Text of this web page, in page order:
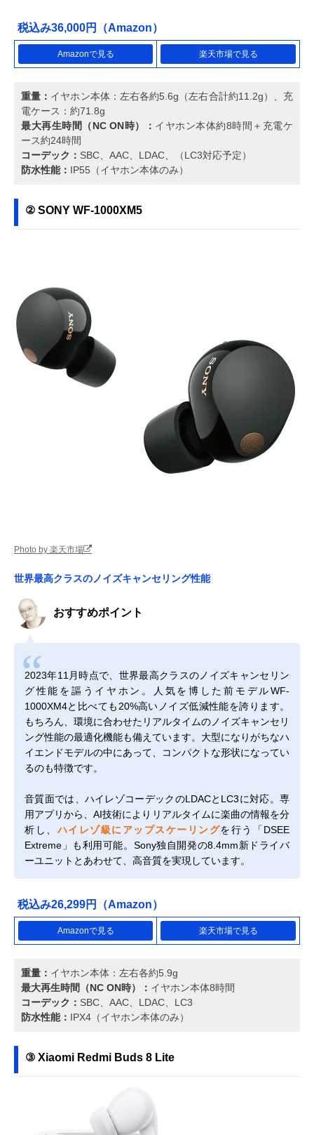
税込み36,000円（Amazon）
Amazonで見る 楽天市場で見る
重量： イヤホン本体：左右各約5.6g（左右合計約11.2g）、充
電ケース：約71.8g
最大再生時間（NC ON時）： イヤホン本体約8時間＋充電ケ
ース約24時間
コーデック： SBC、AAC、LDAC、（LC3対応予定）
防水性能： IP55（イヤホン本体のみ）
② SONY WF-1000XM5
Photo by 楽天市場
世界最高クラスのノイズキャンセリング性能
おすすめポイント
2023年11月時点で、世界最高クラスのノイズキャンセリン
グ性能を謳うイヤホン。人気を博した前モデルWF-
1000XM4と比べても20%高いノイズ低減性能を誇ります。
もちろん、環境に合わせたリアルタイムのノイズキャンセリ
ング性能の最適化機能も備えています。大型になりがちなハ
イエンドモデルの中にあって、コンパクトな形状になってい
るのも特徴です。
音質面では、ハイレゾコーデックのLDACとLC3に対応。専
用アプリから、AI技術によりリアルタイムに楽曲の情報を分
析し、ハイレゾ級にアップスケーリングを行う「DSEE
Extreme」も利用可能。Sony独自開発の8.4mm新ドライバ
ーユニットとあわせて、高音質を実現しています。
税込み26,299円（Amazon）
Amazonで見る 楽天市場で見る
重量： イヤホン本体：左右各約5.9g
最大再生時間（NC ON時）： イヤホン本体8時間
コーデック： SBC、AAC、LDAC、LC3
防水性能： IPX4（イヤホン本体のみ）
③ Xiaomi Redmi Buds 8 Lite